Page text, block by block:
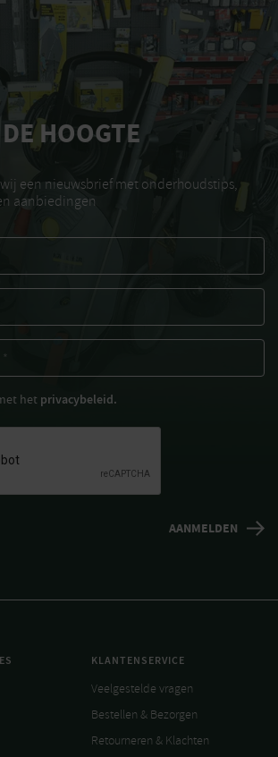
HOOGTE
een nieuwsbrief met onderhoudstips,
aanbiedingen
het privacybeleid.
KLANTENSERVICE
Veelgestelde vragen
Bestellen & Bezorgen
Retourneren & Klachten